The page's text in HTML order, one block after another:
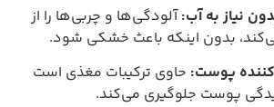
نیاز به آب: آلودگی‌ها و چربی‌ها را از
بدون اینکه باعث خشکی شود.
پوست: حاوی ترکیبات مغذی است
پوست جلوگیری می‌کند.